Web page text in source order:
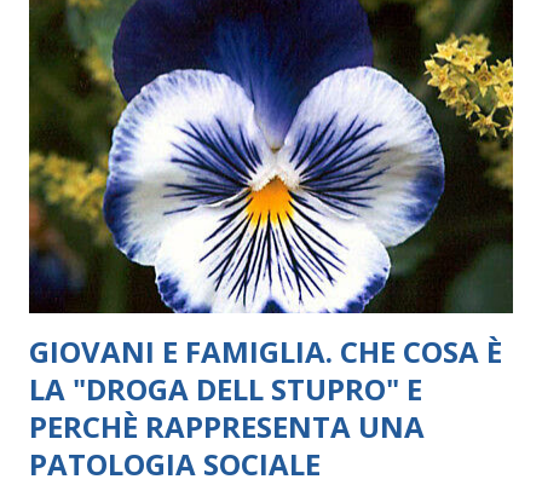
strettamente uniti. È noto che la musica favorisce la
maturazione della capacità di pensare e la soggettivazione:
cioè il diventare persone con una propria identità. Lo
psicoanalista Didier Anzieu ha evidenziato il ruolo fondante
della musica, delle canzoni e delle parole, che costituiscono
un “involucro sonoro” che avvolge la madre e il bambino,
creando un primo confine fra sé e non-sé. Anzieu ha
definito questa dimensione intima, “la prima forma di
struttura ps...
GIOVANI E FAMIGLIA. CHE COSA È
LA "DROGA DELL STUPRO" E
PERCHÈ RAPPRESENTA UNA
PATOLOGIA SOCIALE